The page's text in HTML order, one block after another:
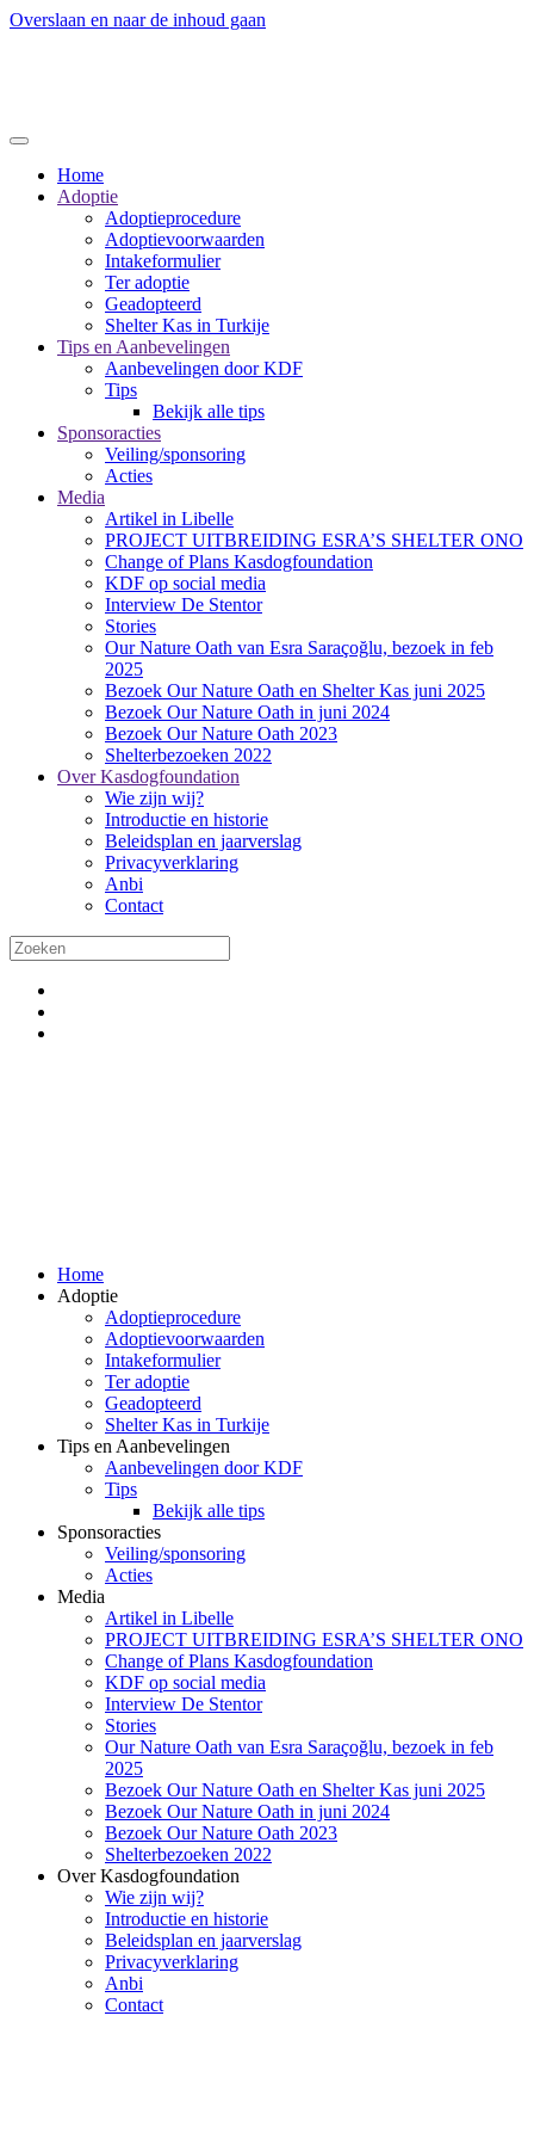
Overslaan en naar de inhoud gaan
Home
Adoptie
Adoptieprocedure
Adoptievoorwaarden
Intakeformulier
Ter adoptie
Geadopteerd
Shelter Kas in Turkije
Tips en Aanbevelingen
Aanbevelingen door KDF
Tips
Bekijk alle tips
Sponsoracties
Veiling/sponsoring
Acties
Media
Artikel in Libelle
PROJECT UITBREIDING ESRA’S SHELTER ONO
Change of Plans Kasdogfoundation
KDF op social media
Interview De Stentor
Stories
Our Nature Oath van Esra Saraçoğlu, bezoek in feb
2025
Bezoek Our Nature Oath en Shelter Kas juni 2025
Bezoek Our Nature Oath in juni 2024
Bezoek Our Nature Oath 2023
Shelterbezoeken 2022
Over Kasdogfoundation
Wie zijn wij?
Introductie en historie
Beleidsplan en jaarverslag
Privacyverklaring
Anbi
Contact
Home
Adoptie
Adoptieprocedure
Adoptievoorwaarden
Intakeformulier
Ter adoptie
Geadopteerd
Shelter Kas in Turkije
Tips en Aanbevelingen
Aanbevelingen door KDF
Tips
Bekijk alle tips
Sponsoracties
Veiling/sponsoring
Acties
Media
Artikel in Libelle
PROJECT UITBREIDING ESRA’S SHELTER ONO
Change of Plans Kasdogfoundation
KDF op social media
Interview De Stentor
Stories
Our Nature Oath van Esra Saraçoğlu, bezoek in feb
2025
Bezoek Our Nature Oath en Shelter Kas juni 2025
Bezoek Our Nature Oath in juni 2024
Bezoek Our Nature Oath 2023
Shelterbezoeken 2022
Over Kasdogfoundation
Wie zijn wij?
Introductie en historie
Beleidsplan en jaarverslag
Privacyverklaring
Anbi
Contact